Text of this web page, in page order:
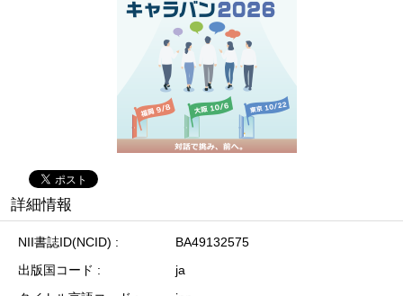
詳細情報
NII書誌ID(NCID)
BA49132575
出版国コード
ja